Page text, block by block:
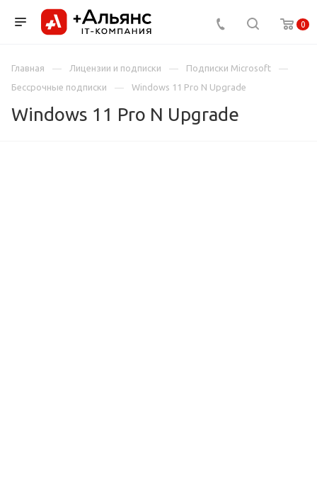
0
Главная Лицензии и подписки
Подписки Microsoft
Бессрочные подписки
Windows 11 Pro N Upgrade
Windows 11 Pro N Upgrade